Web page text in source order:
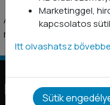
A Játékot a Facebook
nem kezeli, támogatja
Információk
Marketinggel,
kapcsolatos
Itt olvashatsz
Sütik